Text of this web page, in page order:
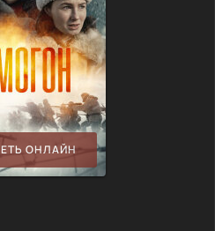
ОНЛАЙН